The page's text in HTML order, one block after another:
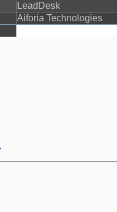
LeadDesk
Aiforia Technologies